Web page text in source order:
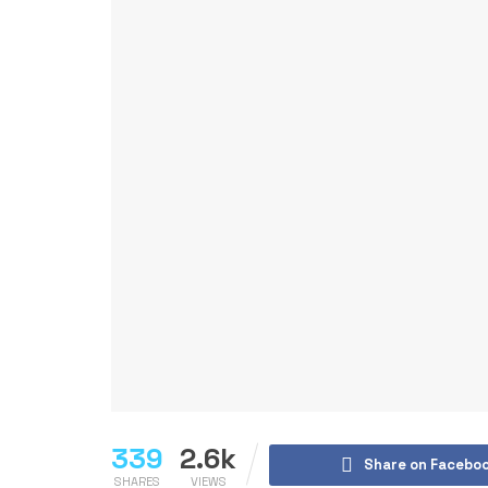
339
SHARES
2.6k
VIEWS
Share on